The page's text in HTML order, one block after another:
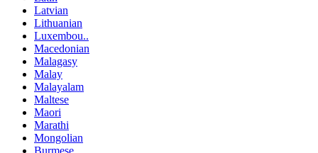
Latvian
Lithuanian
Luxembou..
Macedonian
Malagasy
Malay
Malayalam
Maltese
Maori
Marathi
Mongolian